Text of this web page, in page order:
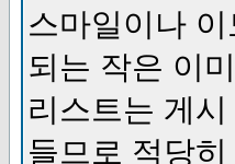
스마일이나
되는 작은 이
리스트는 게
들므로 적당